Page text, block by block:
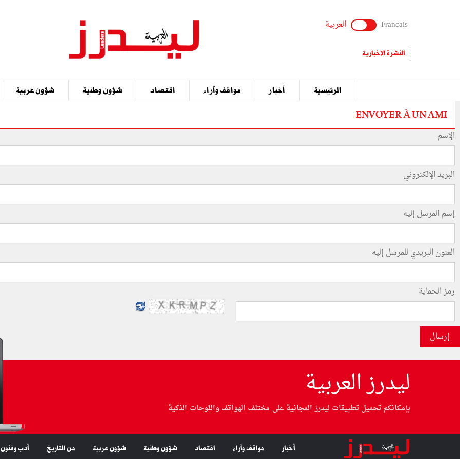
Français العربية
النشرة الإخبارية
الرئيسية أخبار مواقف وآراء اقتصاد شؤون وطنية شؤون عربية
ENVOYER À UN AMI
الإسم
البريد الإلكتروني
إسم المرسل إليه
العنون البريدي للمرسل إليه
رمز الحماية
إرسال
ليدرز العربية
بإمكانكم تحميل تطبيقات ليدرز المجانية على مختلف الهواتف واللوحات الذكية
أخبار مواقف وآراء اقتصاد شؤون وطنية شؤون عربية من التاريخ أدب وفنون